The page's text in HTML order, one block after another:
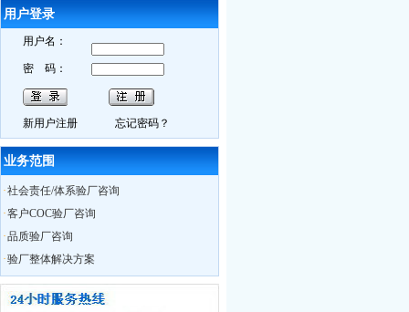
ICTI认证
6月3日苏州**科技通过
6月4日常熟**电子通过ICTI验厂
6.月5日张家港**鞋业司通过ETI验厂
6月4日镇江**体育用品厂FSC认证
良好成绩
6月10日我公司
BSCI研讨会在苏州召开
6月11日苏州**贸易接受我公司
知培训
6月13日如皋**数码
历年来最好成绩
6月13日海门**时装C-TPAT
6月13日南通**服饰
6月13日如东**时装
证
6月14日通州市**袜业取得
热烈祝贺我公司员工Charly月15日获得
ISO外审员资格证书
用户登录
用户名：
密 码：
新用户注册 忘记密码？
业务范围
·社会责任/体系验厂咨询
·客户COC验厂咨询
·品质验厂咨询
·验厂整体解决方案